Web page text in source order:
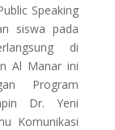
Speaking
siswa pada
di
Al Manar ini
Program
Dr. Yeni
Komunikasi